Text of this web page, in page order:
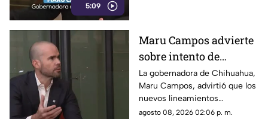
5:09
Maru Campos advierte
sobre intento de
censura del Gobierno
Federal bajo la nueva
ley que controla a los
La gobernadora de Chihuahua,
Maru Campos, advirtió que los
nuevos lineamientos
impulsados por el Gobierno
agosto 08, 2026 02:06 p. m.